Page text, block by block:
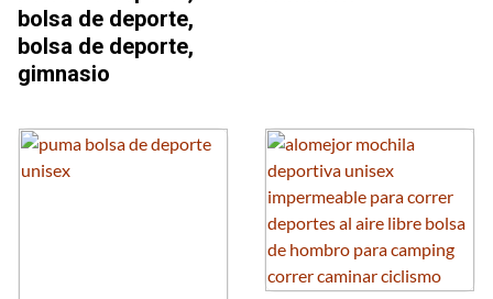
bolsa de deporte,
bolsa de deporte,
gimnasio